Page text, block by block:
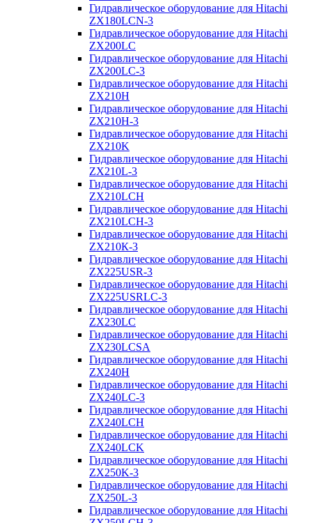
Гидравлическое оборудование для Hitachi
ZX180LCN-3
Гидравлическое оборудование для Hitachi
ZX200LC
Гидравлическое оборудование для Hitachi
ZX200LC-3
Гидравлическое оборудование для Hitachi
ZX210H
Гидравлическое оборудование для Hitachi
ZX210H-3
Гидравлическое оборудование для Hitachi
ZX210K
Гидравлическое оборудование для Hitachi
ZX210L-3
Гидравлическое оборудование для Hitachi
ZX210LCH
Гидравлическое оборудование для Hitachi
ZX210LCH-3
Гидравлическое оборудование для Hitachi
ZX210К-3
Гидравлическое оборудование для Hitachi
ZX225USR-3
Гидравлическое оборудование для Hitachi
ZX225USRLC-3
Гидравлическое оборудование для Hitachi
ZX230LC
Гидравлическое оборудование для Hitachi
ZX230LCSA
Гидравлическое оборудование для Hitachi
ZX240H
Гидравлическое оборудование для Hitachi
ZX240LC-3
Гидравлическое оборудование для Hitachi
ZX240LCH
Гидравлическое оборудование для Hitachi
ZX240LCK
Гидравлическое оборудование для Hitachi
ZX250K-3
Гидравлическое оборудование для Hitachi
ZX250L-3
Гидравлическое оборудование для Hitachi